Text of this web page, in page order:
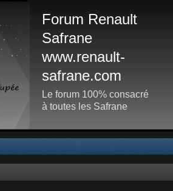
Forum Renault
Safrane
www.renault-
safrane.com
Le forum 100% consacré
à toutes les Safrane